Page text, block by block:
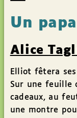
Un
Alice
Elliot fêtera
Sur une feuille
cadeaux, au
une montre